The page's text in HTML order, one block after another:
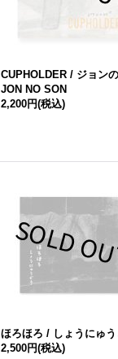
CUPHOLDER / ジョン
JON NO SON
2,200円(税込)
ほろほろ / しょうにゅう
2,500円(税込)